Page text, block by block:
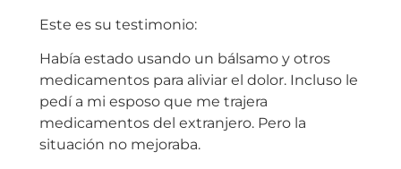
Este es su testimonio:
Había estado usando un bálsamo y otros
medicamentos para aliviar el dolor. Incluso le
pedí a mi esposo que me trajera
medicamentos del extranjero. Pero la
situación no mejoraba.